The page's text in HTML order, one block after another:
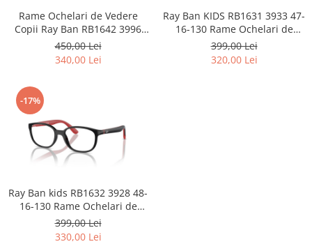
Point
Polaroid
Porsche Design
Ray Ban
Romeo Careye
Silhouette
Slastik
Sunfire
Swarovski
Rame Ochelari de Vedere
Copii Ray Ban RB1642 3996
46-16-135
450,00 Lei
340,00 Lei
Ray Ban KIDS RB1631 3933 47-
16-130 Rame Ochelari de
Vedere Copii Ray Ban
399,00 Lei
320,00 Lei
-17%
Ray Ban kids RB1632 3928 48-
16-130 Rame Ochelari de
Vedere Copii
399,00 Lei
330,00 Lei